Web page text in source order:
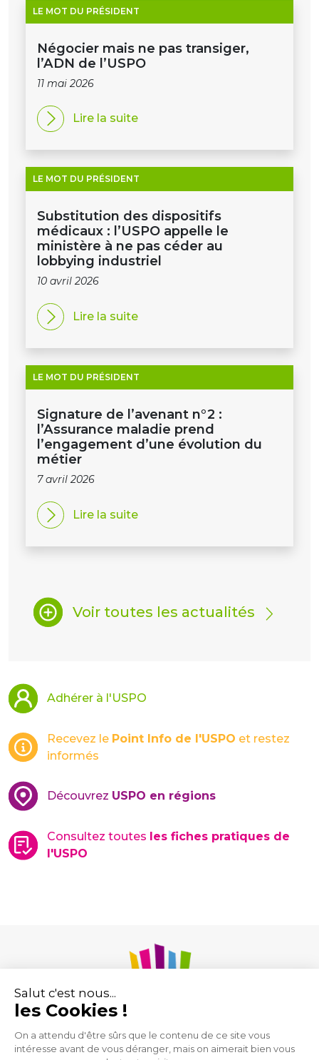
LE MOT DU PRÉSIDENT
Négocier mais ne pas transiger,
l’ADN de l’USPO
11 mai 2026
Lire la suite
LE MOT DU PRÉSIDENT
Substitution des dispositifs
médicaux : l’USPO appelle le
ministère à ne pas céder au
lobbying industriel
10 avril 2026
Lire la suite
LE MOT DU PRÉSIDENT
Signature de l’avenant n°2 :
l’Assurance maladie prend
l’engagement d’une évolution du
métier
7 avril 2026
Lire la suite
Voir toutes les actualités
Adhérer à l'USPO
Recevez le Point Info de l'USPO et restez
informés
Découvrez USPO en régions
Consultez toutes les fiches pratiques de
l'USPO
Union des Syndicats de Pharmaciens d’Officine